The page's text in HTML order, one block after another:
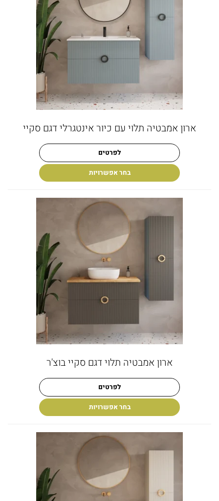
ארון אמבטיה תלוי עם כיור אינטגרלי דגם סקיי
לפרטים
בחר אפשרויות
ארון אמבטיה תלוי דגם סקיי בוצ'ר
לפרטים
בחר אפשרויות